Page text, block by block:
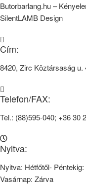
Butorbarlang.hu –
SilentLAMB Design
Cím:
8420, Zirc Köztársaság u.
Telefon/FAX:
Tel.: (88)595-040; +36 30
Nyitva:
Nyitva: Hétfőtől-
Vasárnap: Zárva